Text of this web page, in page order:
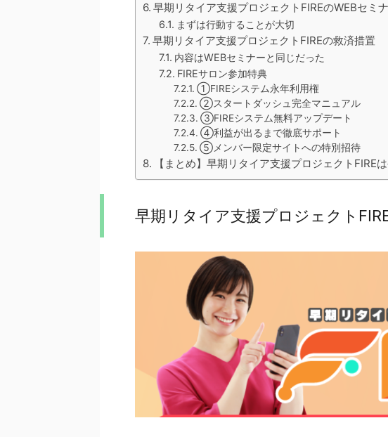
早期リタイア支援プロジェクトFIREのWEBセミ
まずは行動することが大切
早期リタイア支援プロジェクトFIREの救済措置
内容はWEBセミナーと同じだった
FIREサロン参加特典
①FIREシステム永年利用権
②スタートダッシュ完全マニュアル
③FIREシステム無料アップデート
④利益が出るまで徹底サポート
⑤メンバー限定サイトへの特別招待
【まとめ】早期リタイア支援プロジェクトFIRE
早期リタイア支援プロジェクト